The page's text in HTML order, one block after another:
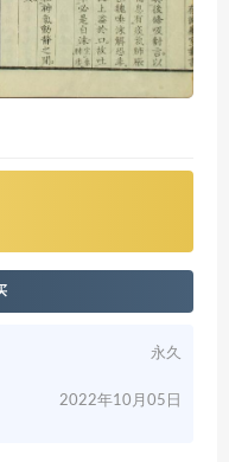
永久
2022年10月05日